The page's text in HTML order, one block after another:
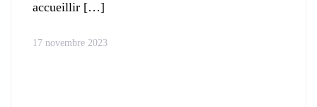
accueillir
17 novembre 2023